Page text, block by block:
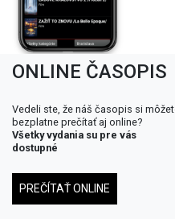
ONLINE ČASOPIS
Vedeli ste, že náš časopis si
bezplatne prečítať aj online?
Všetky vydania su pre vás
dostupné
PREČÍTAŤ ONLINE